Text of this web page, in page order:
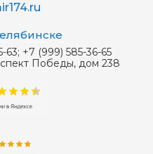
63; +7 (999) 585-36-65
Победы, дом 238